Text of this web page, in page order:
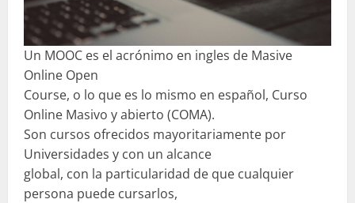
Un MOOC es el acrónimo en ingles de Masive
Online Open
Course, o lo que es lo mismo en español, Curso
Online Masivo y abierto (COMA).
Son cursos ofrecidos mayoritariamente por
Universidades y con un alcance
global, con la particularidad de que cualquier
persona puede cursarlos,